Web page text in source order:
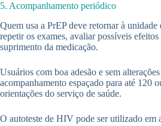
5. Acompanhamento periódico
Quem usa a PrEP deve retornar à unidade
repetir os exames, avaliar possíveis
suprimento da medicação.
Usuários com boa adesão e sem
acompanhamento espaçado para até 120
orientações do serviço de saúde.
O autoteste de HIV pode ser utilizado em